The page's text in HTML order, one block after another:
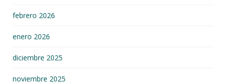
febrero 2026
enero 2026
diciembre 2025
noviembre 2025